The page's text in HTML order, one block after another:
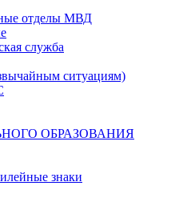
отделы МВД
служба
ситуациям)
ОБРАЗОВАНИЯ
знаки